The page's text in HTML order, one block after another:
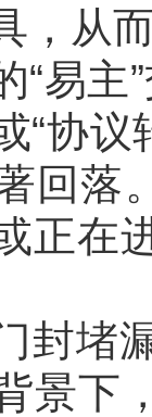
，从
“易主”
“协议
回落
正在
封堵
景下